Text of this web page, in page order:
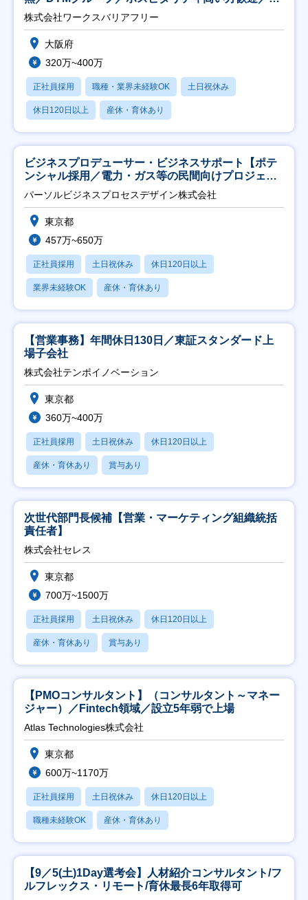
日祝】
株式会社ワークスバリアフリー
大阪府
320万~400万
正社員採用 職種・業界未経験OK 土日祝休み
休日120日以上 産休・育休あり
ビジネスプロデューサー・ビジネスサポート【ポテ
ンシャル採用／電力・ガス等の民間向けプロジェク
ト推進】
パーソルビジネスプロセスデザイン株式会社
東京都
457万~650万
正社員採用 土日祝休み 休日120日以上
業界未経験OK 産休・育休あり
【営業事務】年間休日130日／東証スタンダード上
場子会社
株式会社テンポイノベーション
東京都
360万~400万
正社員採用 土日祝休み 休日120日以上
産休・育休あり 賞与あり
次世代部門長候補【営業・マーケティング組織統括
責任者】
株式会社セレス
東京都
700万~1500万
正社員採用 土日祝休み 休日120日以上
産休・育休あり 賞与あり
【PMOコンサルタント】（コンサルタント～マネー
ジャー）／Fintech領域／設立5年弱で上場
Atlas Technologies株式会社
東京都
600万~1170万
正社員採用 土日祝休み 休日120日以上
職種未経験OK 産休・育休あり
【9／5(土)1Day選考会】人材紹介コンサルタント/フ
ルフレックス・リモート/育休最長6年取得可